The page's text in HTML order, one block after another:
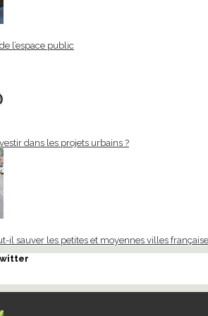
l’espace public
dans les projets urbains ?
il sauver les petites et moyennes villes